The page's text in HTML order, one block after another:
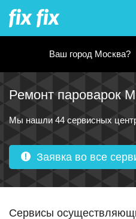
Ваш город Москва?
Ремонт пароварок
Мы нашли 44 сервисных
Заявка во все
Сервисы